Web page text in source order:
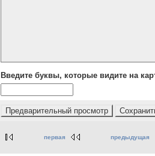
Введите буквы, которые видите на
первая предыдущая